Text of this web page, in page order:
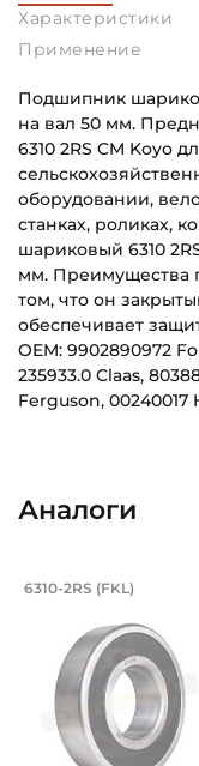
Характеристики
Применение
Подшипник
на вал 50 мм.
6310 2RS CM Koyo
оборудовании,
станках, роликах,
шариковый 6310
мм. Преимущества
том, что он
обеспечивает
OEM: 9902890972
235933.0 Claas,
Ferguson, 00240017
Наружный диаметр
Ширина
Ширина наружного
27 мм
Тип посадочного
Категория:
Аналоги
Подшипник
6310-2RS (FKL)